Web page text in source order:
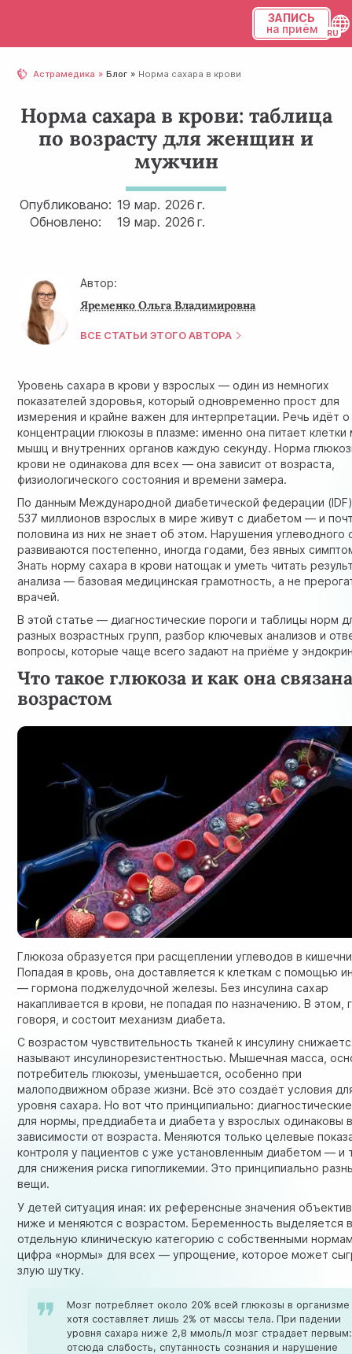
ЗАПИСЬ
на приём
Астрамедика Блог Норма сахара в крови
Норма сахара в крови: таблица
по возрасту для женщин и
мужчин
Опубликовано: 19 мар. 2026 г.
Обновлено:
19 мар. 2026 г.
Автор:
Яременко Ольга Владимировна
ВСЕ СТАТЬИ ЭТОГО АВТОРА
Уровень сахара в крови у взрослых — один из немногих
показателей здоровья, который одновременно прост для
измерения и крайне важен для интерпретации. Речь идёт о
концентрации глюкозы в плазме: именно она питает клетки
мышц и внутренних органов каждую секунду. Норма
крови не одинакова для всех — она зависит от возраста,
физиологического состояния и времени замера.
По данным Международной диабетической федерации
537 миллионов взрослых в мире живут с диабетом — и
половина из них не знает об этом. Нарушения углеводного
развиваются постепенно, иногда годами, без явных
Знать норму сахара в крови натощак и уметь читать
анализа — базовая медицинская грамотность, а не
врачей.
В этой статье — диагностические пороги и таблицы норм
разных возрастных групп, разбор ключевых анализов и
вопросы, которые чаще всего задают на приёме у
Что такое глюкоза и как она
возрастом
Глюкоза образуется при расщеплении углеводов в
Попадая в кровь, она доставляется к клеткам с помощью
— гормона поджелудочной железы. Без инсулина сахар
накапливается в крови, не попадая по назначению. В этом,
говоря, и состоит механизм диабета.
С возрастом чувствительность тканей к инсулину
называют инсулинорезистентностью. Мышечная масса,
потребитель глюкозы, уменьшается, особенно при
малоподвижном образе жизни. Всё это создаёт условия
уровня сахара. Но вот что принципиально:
для нормы, преддиабета и диабета у взрослых одинаковы
зависимости от возраста. Меняются только целевые
контроля у пациентов с уже установленным диабетом — и
для снижения риска гипогликемии. Это принципиально
вещи.
У детей ситуация иная: их референсные значения
ниже и меняются с возрастом. Беременность выделяется
отдельную клиническую категорию с собственными
цифра «нормы» для всех — упрощение, которое может
злую шутку.
Мозг потребляет около 20% всей глюкозы в
хотя составляет лишь 2% от массы тела. При падении
уровня сахара ниже 2,8 ммоль/л мозг страдает первым:
отсюда слабость, спутанность сознания и нарушение